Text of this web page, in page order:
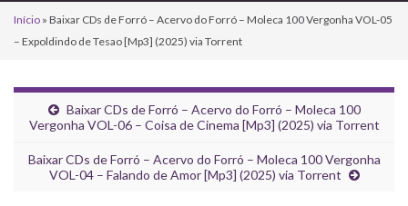
Início » Baixar CDs de Forró – Acervo do Forró – Moleca 100 Vergonha VOL-05
– Expoldindo de Tesao [Mp3] (2025) via Torrent
Baixar CDs de Forró – Acervo do Forró – Moleca 100
Vergonha VOL-06 – Coisa de Cinema [Mp3] (2025) via Torrent
Baixar CDs de Forró – Acervo do Forró – Moleca 100 Vergonha
VOL-04 – Falando de Amor [Mp3] (2025) via Torrent